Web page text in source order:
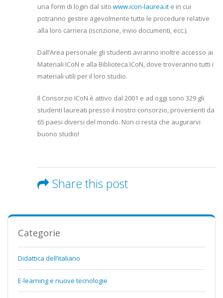
una form di login dal sito www.icon-laurea.it e in cui
potranno gestire agevolmente tutte le procedure relative
alla loro carriera (iscrizione, invio documenti, ecc.).
Dall’Area personale gli studenti avranno inoltre accesso ai
Materiali ICoN e alla Biblioteca ICoN, dove troveranno tutti i
materiali utili per il loro studio.
Il Consorzio ICoN è attivo dal 2001 e ad oggi sono 329 gli
studenti laureati presso il nostro consorzio, provenienti da
65 paesi diversi del mondo. Non ci resta che augurarvi
buono studio!
Share this post
Categorie
Didattica dell’italiano
E-learning e nuove tecnologie